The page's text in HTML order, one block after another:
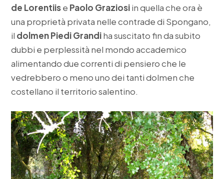
de Lorentiise Paolo Graziosiin quella che ora è
una proprietà privata nelle contrade di Spongano,
il dolmen Piedi Grandiha suscitato fin da subito
dubbi e perplessità nel mondo accademico
alimentando due correnti di pensiero che le
vedrebbero o meno uno dei tanti dolmen che
costellano il territorio salentino.